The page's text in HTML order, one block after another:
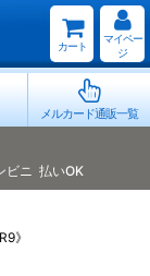
カート
マイペー
ジ
メルカード通販一覧
ビニ 払いOK
》